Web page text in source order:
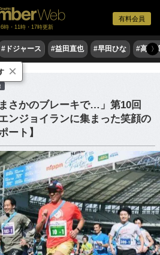
有料会員
時・11時・17時更新
#ドジャース #益田直也 #早田ひな #高木
〉
さかのブレーキで…」第10回
ンジョイランに集まった笑顔の
ート】
×